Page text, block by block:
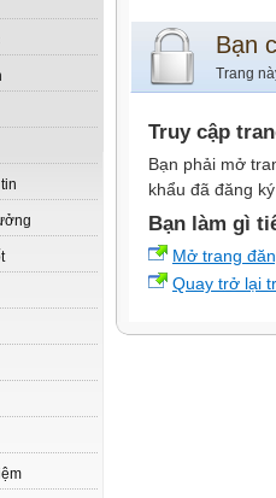
Bạn
Trang
Truy cập
Bạn phải mở
khẩu đã đăng
Bạn làm gì
Mở trang
Quay trở lại